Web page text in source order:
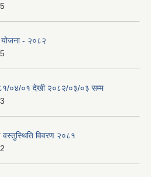
- २०८२
०४/०१ देखी २०८२/०३/०३ सम्म
विवरण २०८१